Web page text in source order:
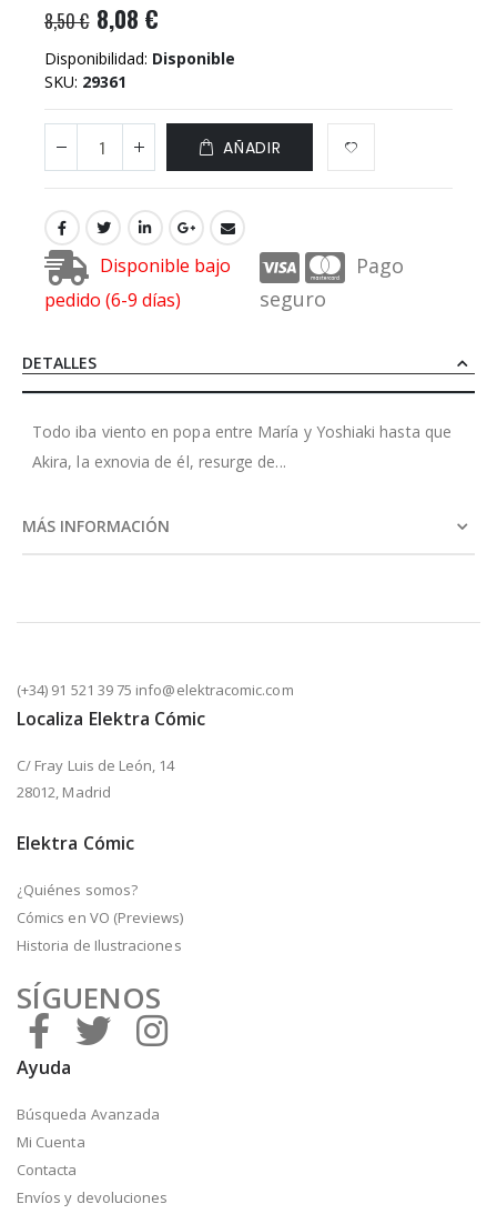
8,50 € 8,08 €
Disponibilidad: Disponible
SKU 29361
AÑADIR
Disponible bajo
pedido (6-9 días)
Pago
seguro
DETALLES
Todo iba viento en popa entre María y Yoshiaki hasta que
Akira, la exnovia de él, resurge de...
MÁS INFORMACIÓN
(+34) 91 521 39 75 info@elektracomic.com
Localiza Elektra Cómic
C/ Fray Luis de León, 14
28012, Madrid
Elektra Cómic
¿Quiénes somos?
Cómics en VO (Previews)
Historia de Ilustraciones
SÍGUENOS
Ayuda
Búsqueda Avanzada
Mi Cuenta
Contacta
Envíos y devoluciones